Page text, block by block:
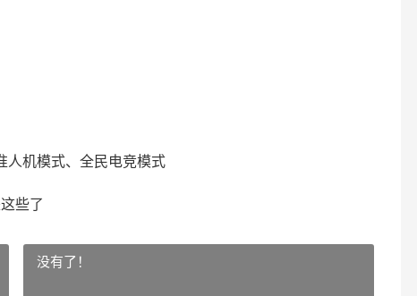
人机模式、全民电竞模式
些了
没有了！